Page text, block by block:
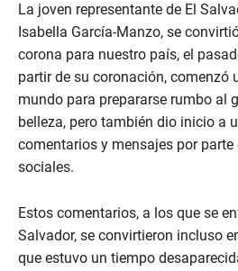
La joven representante de El
Isabella García-Manzo, se
corona para nuestro país, el
partir de su coronación, comenzó
mundo para prepararse rumbo al
belleza, pero también dio inicio a
comentarios y mensajes por parte
sociales.
Estos comentarios, a los que se
Salvador, se convirtieron incluso
que estuvo un tiempo